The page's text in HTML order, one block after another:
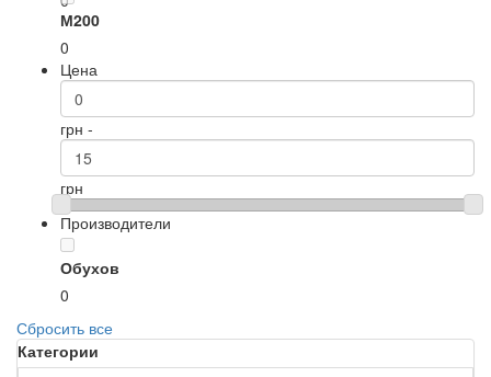
М200
0
Цена
грн -
грн
Производители
Обухов
0
Сбросить все
Категории